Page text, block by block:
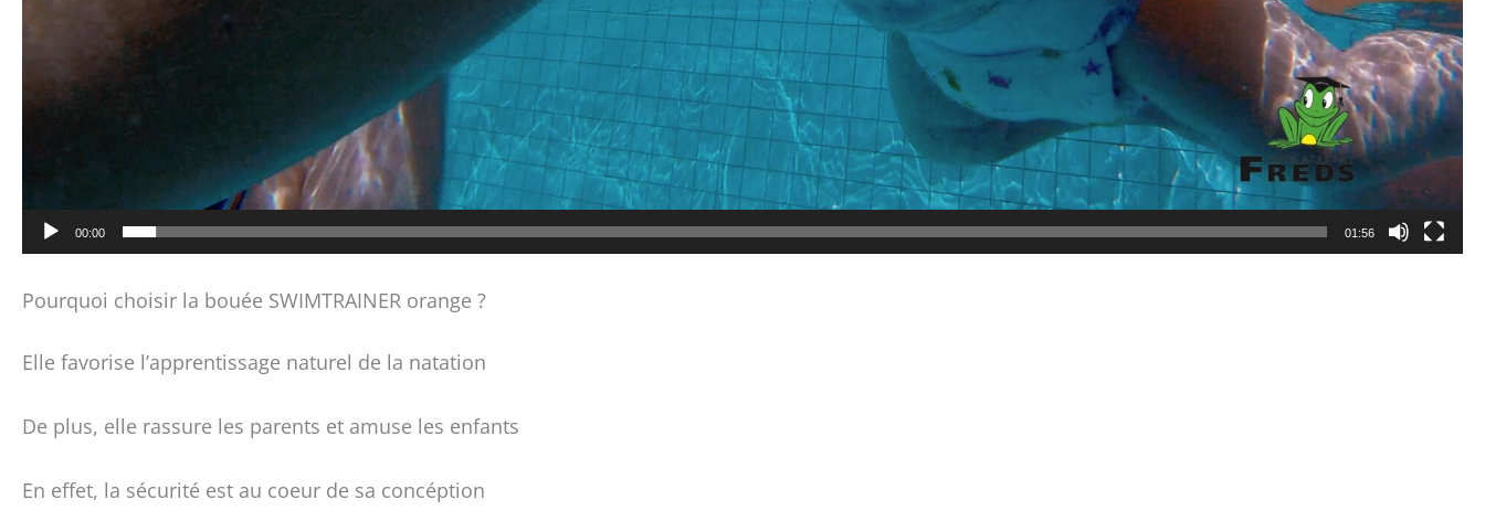
00:00 01:56
Pourquoi choisir la bouée SWIMTRAINER orange ?
Elle favorise l’apprentissage naturel de la natation
De plus, elle rassure les parents et amuse les enfants
En effet, la sécurité est au coeur de sa concéption